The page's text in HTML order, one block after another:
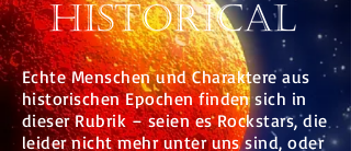
Echte Menschen und Charaktere aus
historischen Epochen finden sich in
dieser Rubrik – seien es Rockstars, die
leider nicht mehr unter uns sind, oder